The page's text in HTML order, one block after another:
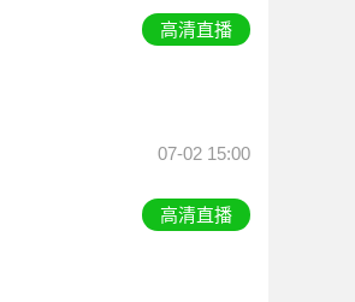
高清直播
07-02 15:00
高清直播